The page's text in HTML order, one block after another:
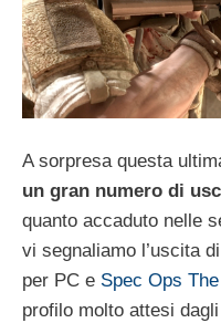
A sorpresa questa
un gran numero di
quanto accaduto nelle
vi segnaliamo l’uscita
per PC e Spec Ops
profilo molto attesi